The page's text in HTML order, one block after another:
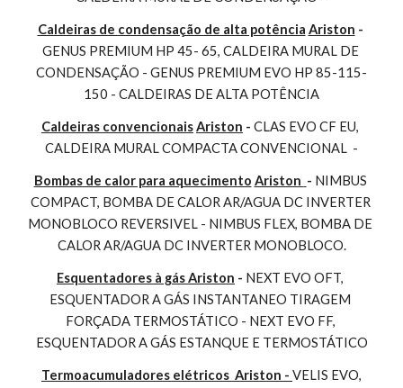
Caldeiras de condensação de alta potência Ariston
GENUS PREMIUM HP 45- 65, CALDEIRA MURAL DE
CONDENSAÇÃO - GENUS PREMIUM EVO HP 85-115-
150 - CALDEIRAS DE ALTA POTÊNCIA
Caldeiras convencionaisAriston - CLAS EVO CF EU,
CALDEIRA MURAL COMPACTA CONVENCIONAL  -
Bombas de calor para aquecimento Ariston - NIMBUS
COMPACT, BOMBA DE CALOR AR/AGUA DC INVERTER
MONOBLOCO REVERSIVEL - NIMBUS FLEX, BOMBA DE
CALOR AR/AGUA DC INVERTER MONOBLOCO.
Esquentadores à gás Ariston - NEXT EVO OFT,
ESQUENTADOR A GÁS INSTANTANEO TIRAGEM
FORÇADA TERMOSTÁTICO - NEXT EVO FF,
ESQUENTADOR A GÁS ESTANQUE E TERMOSTÁTICO
Termoacumuladores elétricos  Ariston - VELIS EVO,